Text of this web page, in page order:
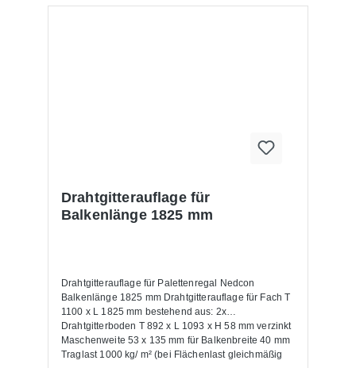
Drahtgitterauflage für
Balkenlänge 1825 mm
Drahtgitterauflage für Palettenregal Nedcon
Balkenlänge 1825 mm Drahtgitterauflage für Fach T
1100 x L 1825 mm bestehend aus: 2x
Drahtgitterboden T 892 x L 1093 x H 58 mm verzinkt
Maschenweite 53 x 135 mm für Balkenbreite 40 mm
Traglast 1000 kg/ m² (bei Flächenlast gleichmäßig